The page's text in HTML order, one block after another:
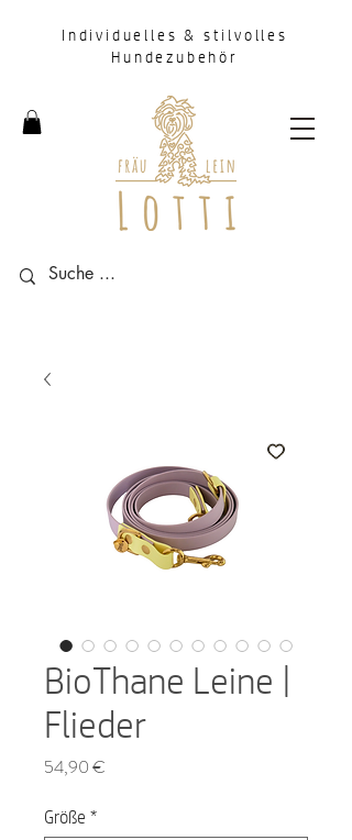
Individuelles & stilvolles
Hundezubehör
BioThane Leine |
Flieder
54,90 €
Größe *